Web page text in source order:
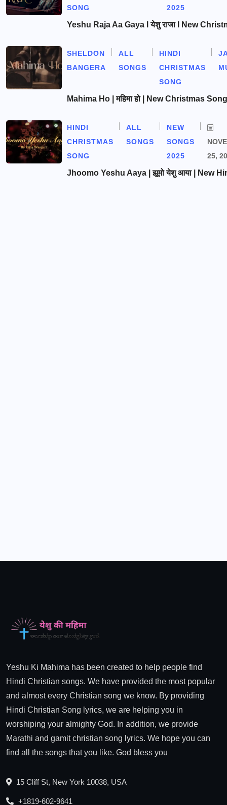
SONG
2025
Yeshu Raja Aa Gaya l येशु राजा l New
SHELDON
BANGERA
ALL
SONGS
HINDI
CHRISTMAS
SONG
Mahima Ho | महिमा हो | New Christmas Song
HINDI
CHRISTMAS
SONG
ALL
SONGS
NEW
SONGS
2025
25,
Jhoomo Yeshu Aaya | झूमो येशु आया | New
Yeshu Ki Mahima has been created to help people find
Hindi Christian songs. We have provided the most popular
and almost every Christian song we know. By providing
Hindi Christian Song lyrics, we are helping you in
worshiping your almighty God. In addition, we provide
Marathi and gamit christian song lyrics. We hope you can
find all the songs that you like. God bless you
15 Cliff St, New York 10038, USA
+1819-602-9641